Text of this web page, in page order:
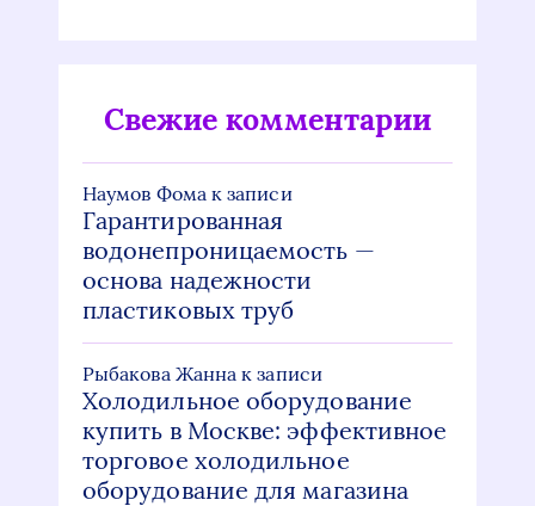
Свежие комментарии
Наумов Фома к записи
Гарантированная
водонепроницаемость —
основа надежности
пластиковых труб
Рыбакова Жанна к записи
Холодильное оборудование
купить в Москве: эффективное
торговое холодильное
оборудование для магазина